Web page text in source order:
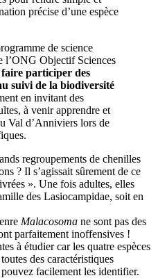
précise d’une espèce
de science
l’ONG Objectif Sciences
faire participer des
suivi de la biodiversité
en invitant des
à venir apprendre et
Val d’Anniviers lors de
regroupements de chenilles
? Il s’agissait sûrement de ce
». Une fois adultes, elles
des Lasiocampidae, soit en
Malacosoma ne sont pas des
parfaitement inoffensives !
à étudier car les quatre espèces
des caractéristiques
facilement les identifier.